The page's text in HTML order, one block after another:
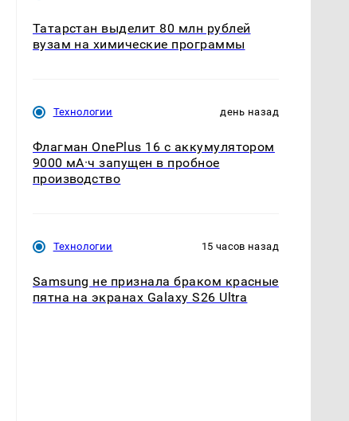
Татарстан выделит 80 млн рублей
вузам на химические программы
Технологии день назад
Флагман OnePlus 16 с аккумулятором
9000 мА·ч запущен в пробное
производство
Технологии 15 часов назад
Samsung не признала браком красные
пятна на экранах Galaxy S26 Ultra